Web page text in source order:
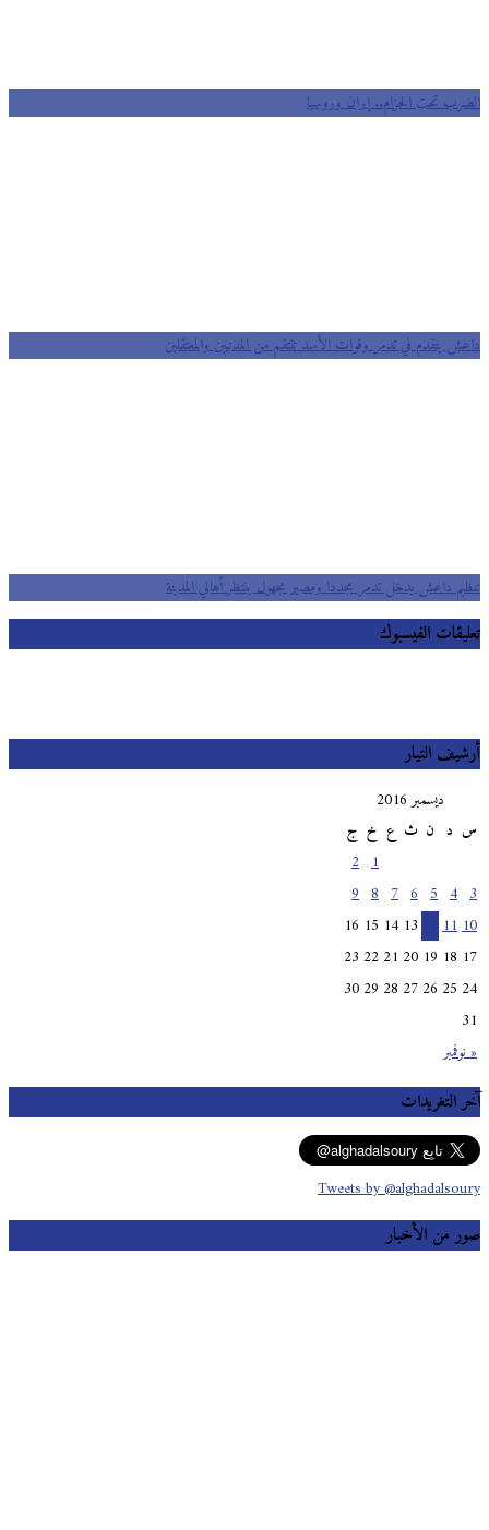
الضرب تحت الحزام.. إيران وروسيا
داعش يتقدم في تدمر وقوات الأسد تنتقم من المدنيين والمعتقلين
تنظيم داعش يدخل تدمر مجددا ومصير مجهول ينتظر أهالي المدينة
تعليقات الفيسبوك
أرشيف التيار
ديسمبر 2016
س
ث خ ج
« نوفمبر
10
11
12
13
14
15
16
17
18
19
20
21
22
23
24
25
26
27
28
29
30
31
آخر التغريدات
Tweets by @alghadalsoury
صور من الأخبار